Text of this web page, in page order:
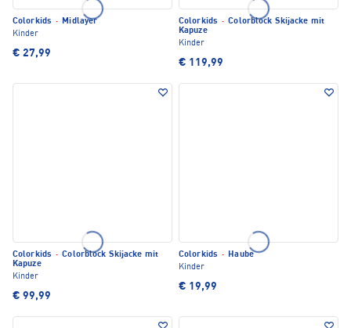
Colorkids · Midlayer
Kinder
€ 27,99
Colorkids · Colorblock Skijacke mit
Kapuze
Kinder
€ 119,99
Colorkids · Colorblock Skijacke mit
Kapuze
Kinder
€ 99,99
Colorkids · Haube
Kinder
€ 19,99